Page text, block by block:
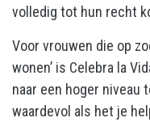
volledig tot hun recht
Voor vrouwen die op
wonen’ is Celebra la
naar een hoger niveau
waardevol als het je